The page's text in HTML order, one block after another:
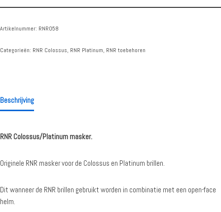
Artikelnummer: RNR058
Categorieën: RNR Colossus, RNR Platinum, RNR toebehoren
Beschrijving
RNR Colossus/Platinum masker.
Originele RNR masker voor de Colossus en Platinum brillen.
Dit wanneer de RNR brillen gebruikt worden in combinatie met een open-face
helm.